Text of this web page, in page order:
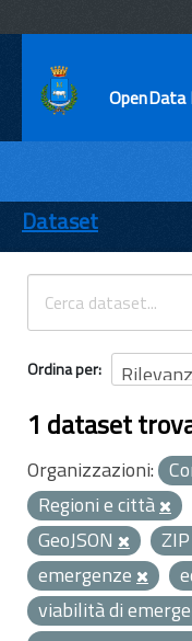
ENTI
TEMI
INFORMAZIONI
Dataset
Ordina per
1 dataset
Organizzazioni:
Regioni e città
GeoJSON
ZIP
emergenze
viabilità di